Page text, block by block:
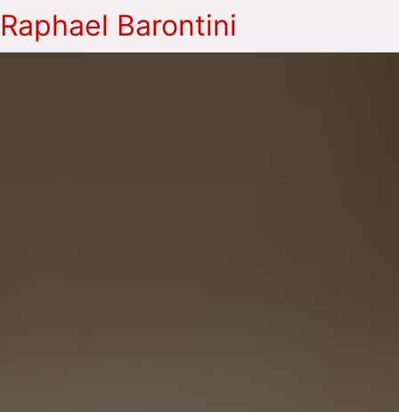
Raphael Barontini